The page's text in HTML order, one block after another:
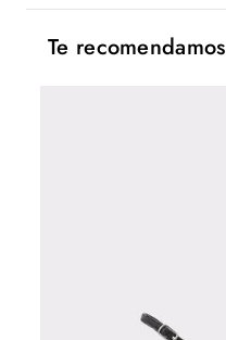
Te recomendamos